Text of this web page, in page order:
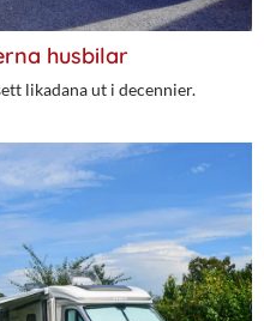
husbilar
likadana ut i decennier.